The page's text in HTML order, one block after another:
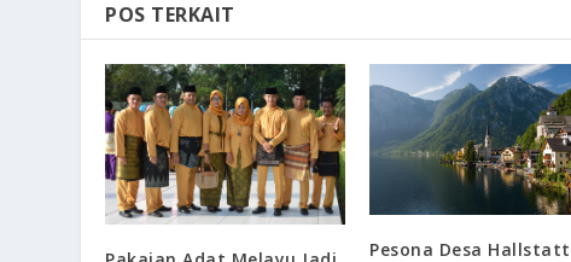
POS TERKAIT
Pesona Desa Hallstatt